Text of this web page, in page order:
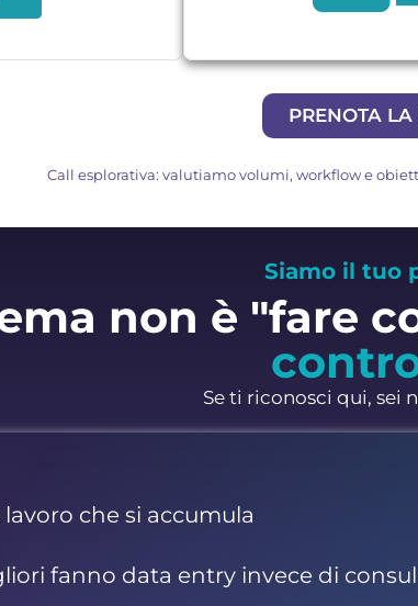
PRENOTA LA
Call esplorativa: valutiamo volumi, workflow e
Siamo il tuo
non è "fare
Se ti riconosci qui, sei
che si accumula
fanno data entry invece di